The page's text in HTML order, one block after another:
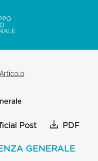
Articolo
Post PDF
GENERALE